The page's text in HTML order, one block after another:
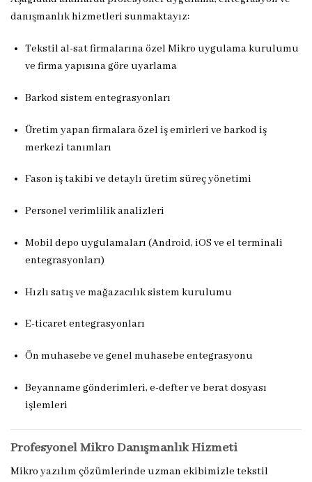
danışmanlık hizmetleri sunmaktayız:
Tekstil al-sat firmalarına özel Mikro uygulama kurulumu
ve firma yapısına göre uyarlama
Barkod sistem entegrasyonları
Üretim yapan firmalara özel iş emirleri ve barkod iş
merkezi tanımları
Fason iş takibi ve detaylı üretim süreç yönetimi
Personel verimlilik analizleri
Mobil depo uygulamaları (Android, iOS ve el terminali
entegrasyonları)
Hızlı satış ve mağazacılık sistem kurulumu
E-ticaret entegrasyonları
Ön muhasebe ve genel muhasebe entegrasyonu
Beyanname gönderimleri, e-defter ve berat dosyası
işlemleri
Profesyonel Mikro Danışmanlık Hizmeti
Mikro yazılım çözümlerinde uzman ekibimizle tekstil